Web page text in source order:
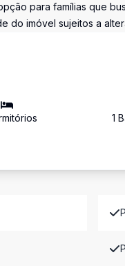
para famílias que
do imóvel sujeitos a
s 1